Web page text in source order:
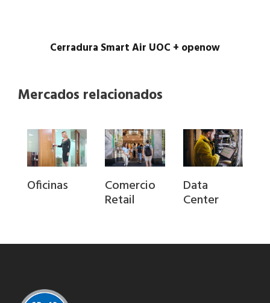
Cerradura Smart Air UOC + openow
Mercados relacionados
Oficinas Comercio
Retail
Data
Center